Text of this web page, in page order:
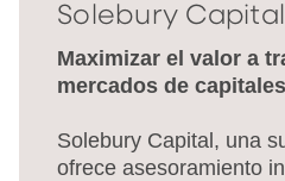
Solebury Capital
Maximizar el valor a
mercados de capitales
Solebury Capital, una
ofrece asesoramiento